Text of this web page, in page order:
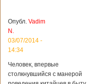
реликвий. Площадь
участка, на
котором добывали
бирюзу, составляет
квадратных
километров.
Опубл. Vadim
N.
03/07/2014 -
14:34
Человек, впервые
столкнувшийся с манерой